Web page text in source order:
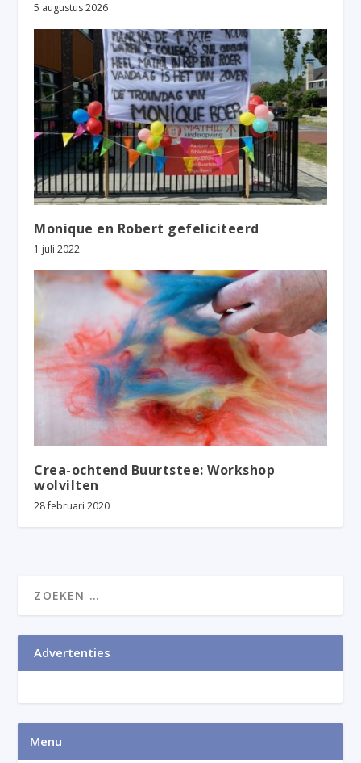
5 augustus 2026
Monique en Robert gefeliciteerd
1 juli 2022
Crea-ochtend Buurtstee: Workshop
wolvilten
28 februari 2020
Advertenties
Menu